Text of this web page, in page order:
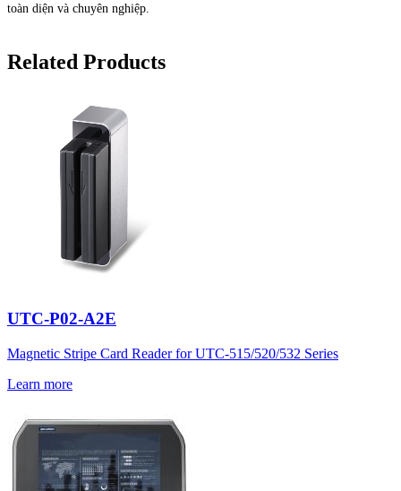
toàn diện và chuyên nghiệp.
Related Products
UTC-P02-A2E
Magnetic Stripe Card Reader for UTC-515/520/532 Series
Learn more